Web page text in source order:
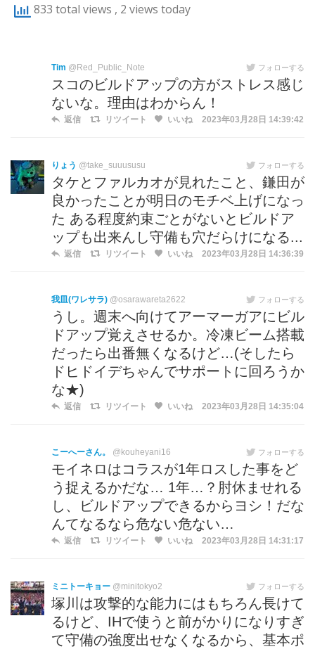
833 total views , 2 views today
Tim @Red_Public_Note フォローする
スコのビルドアップの方がストレス感じ
ないな。理由はわからん！
返信 リツイート いいね 2023年03月28日 14:39:42
りょう @take_suuususu フォローする
タケとファルカオが見れたこと、鎌田が
良かったことが明日のモチベ上げになっ
た ある程度約束ごとがないとビルドア
ップも出来んし守備も穴だらけになる...
返信 リツイート いいね 2023年03月28日 14:36:39
我皿(ワレサラ) @osarawareta2622 フォローする
うし。週末へ向けてアーマーガアにビル
ドアップ覚えさせるか。冷凍ビーム搭載
だったら出番無くなるけど…(そしたら
ドヒドイデちゃんでサポートに回ろうか
な★)
返信 リツイート いいね 2023年03月28日 14:35:04
こーへーさん。 @kouheyani16 フォローする
モイネロはコラスが1年ロスした事をど
う捉えるかだな… 1年…？肘休ませれる
し、ビルドアップできるからヨシ！だな
んてなるなら危ない危ない…
返信 リツイート いいね 2023年03月28日 14:31:17
ミニトーキョー @minitokyo2 フォローする
塚川は攻撃的な能力にはもちろん長けて
るけど、IHで使うと前がかりになりすぎ
て守備の強度出せなくなるから、基本ポ